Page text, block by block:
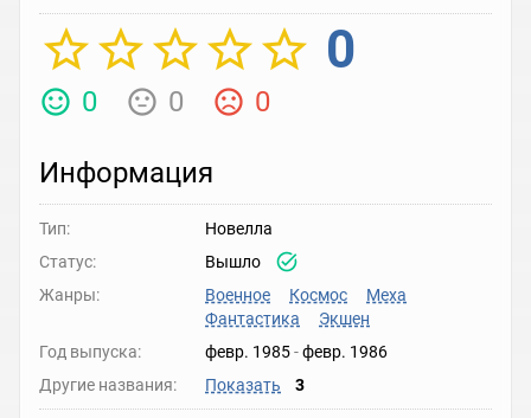
0
0 0 0
Информация
Тип:
Новелла
Статус:
Вышло
Жанры:
Военное Космос
Меха
Фантастика
Экшен
Год выпуска:
февр. 1985-февр. 1986
Другие названия:
Показать 3